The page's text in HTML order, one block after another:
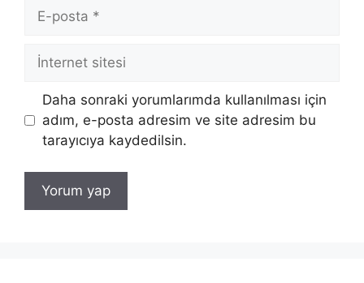
posta
İnternet
Daha sonraki yorumlarımda kullanılması için
adım, e-posta adresim ve site adresim bu
tarayıcıya kaydedilsin.